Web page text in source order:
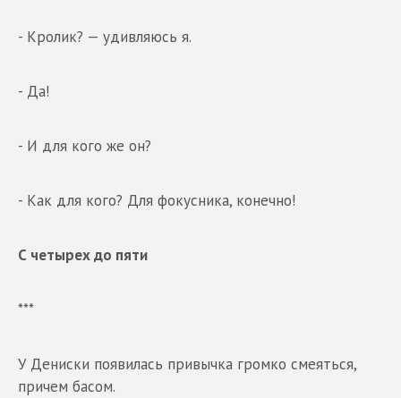
- Кролик? — удивляюсь я.
- Да!
- И для кого же он?
- Как для кого? Для фокусника, конечно!
С четырех до пяти
***
У Дениски появилась привычка громко смеяться,
причем басом.